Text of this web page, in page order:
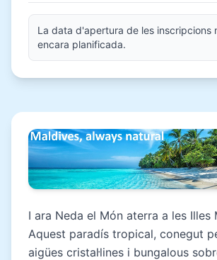
La data d'apertura de les inscripcions
encara planificada.
I ara Neda el Món aterra a les Illes
Aquest paradís tropical, conegut
aigües cristal·lines i bungalous